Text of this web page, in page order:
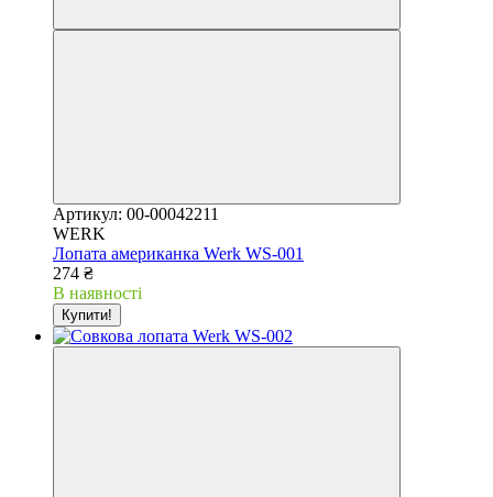
Артикул: 00-00042211
WERK
Лопата американка Werk WS-001
274 ₴
В наявності
Купити!